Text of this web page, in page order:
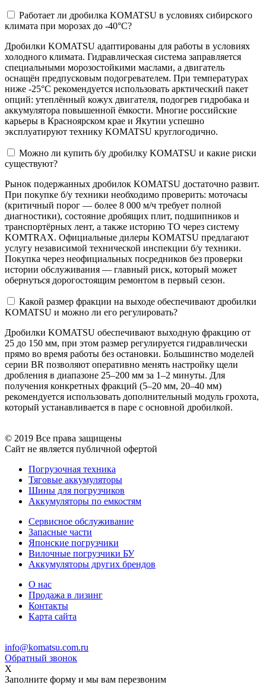
Работает ли дробилка KOMATSU в условиях сибирского
климата при морозах до -40°C?
Дробилки KOMATSU адаптированы для работы в условиях
холодного климата. Гидравлическая система заправляется
специальными морозостойкими маслами, а двигатель
оснащён предпусковым подогревателем. При температурах
ниже -25°C рекомендуется использовать арктический пакет
опций: утеплённый кожух двигателя, подогрев гидробака и
аккумулятора повышенной ёмкости. Многие российские
карьеры в Красноярском крае и Якутии успешно
эксплуатируют технику KOMATSU круглогодично.
Можно ли купить б/у дробилку KOMATSU и какие риски
существуют?
Рынок подержанных дробилок KOMATSU достаточно развит.
При покупке б/у техники необходимо проверить: моточасы
(критичный порог — более 8 000 м/ч требует полной
диагностики), состояние дробящих плит, подшипников и
транспортёрных лент, а также историю ТО через систему
KOMTRAX. Официальные дилеры KOMATSU предлагают
услугу независимой технической инспекции б/у техники.
Покупка через неофициальных посредников без проверки
истории обслуживания — главный риск, который может
обернуться дорогостоящим ремонтом в первый сезон.
Какой размер фракции на выходе обеспечивают дробилки
KOMATSU и можно ли его регулировать?
Дробилки KOMATSU обеспечивают выходную фракцию от
25 до 150 мм, при этом размер регулируется гидравлически
прямо во время работы без остановки. Большинство моделей
серии BR позволяют оперативно менять настройку щели
дробления в диапазоне 25–200 мм за 1–2 минуты. Для
получения конкретных фракций (5–20 мм, 20–40 мм)
рекомендуется использовать дополнительный модуль грохота,
который устанавливается в паре с основной дробилкой.
© 2019 Все права защищены
Сайт не является публичной офертой
Погрузочная техника
Тяговые аккумуляторы
Шины для погрузчиков
Аккумуляторы по емкостям
Сервисное обслуживание
Запасные части
Японские погрузчики
Вилочные погрузчики БУ
Аккумуляторы других брендов
О нас
Продажа в лизинг
Контакты
Карта сайта
info@komatsu.com.ru
Обратный звонок
X
Заполните форму и мы вам перезвоним